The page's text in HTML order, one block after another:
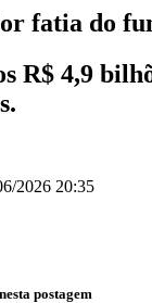
fatia do
R$ 4,9
2026 20:35
postagem